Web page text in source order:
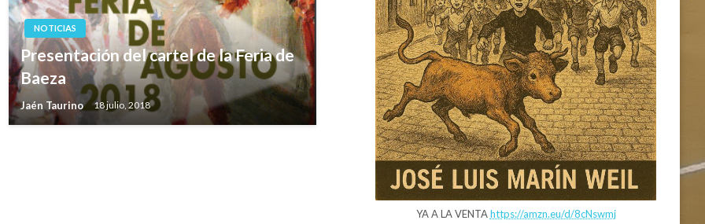
NOTICIAS
Presentación del cartel de la Feria de
Baeza
Jaén Taurino 18 julio, 2018
YA A LA VENTAhttps://amzn.eu/d/8cNswmj